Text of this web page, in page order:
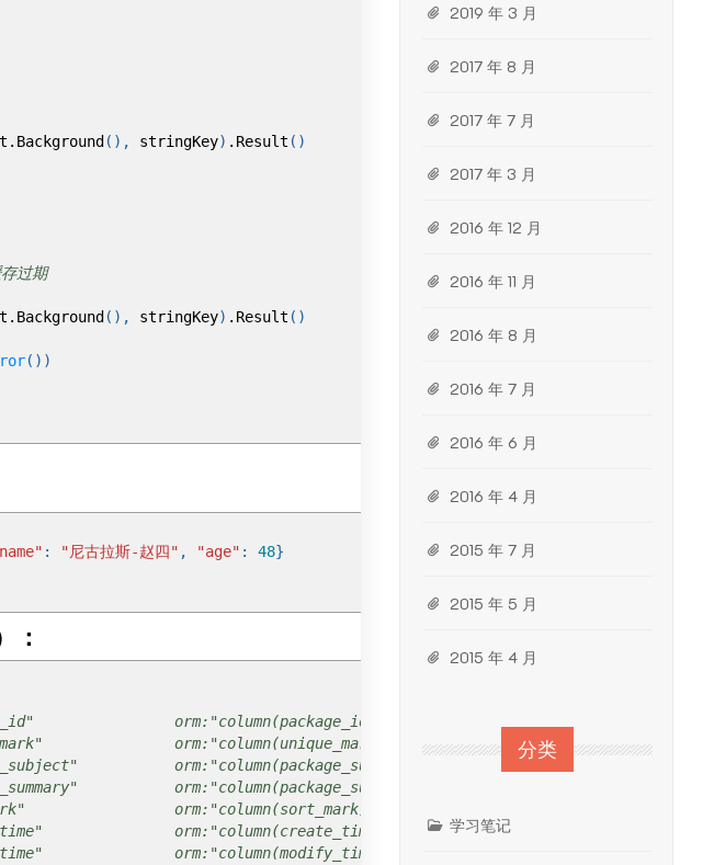
. Background (), stringKey) . Result ()
过期
. Background (), stringKey) . Result ()
())
: "尼古拉斯-赵四" , "age" : 48}
：
orm:"column(package_id)"`
orm:"column(unique_mark)"`
orm:"column(package_subject)"`
orm:"column(package_summary)"`
orm:"column(sort_mark)"`
orm:"column(create_time)"`
orm:"column(modify_time)"`
2019 年 3 月
2017 年 8 月
2017 年 7 月
2017 年 3 月
2016 年 12 月
2016 年 11 月
2016 年 8 月
2016 年 7 月
2016 年 6 月
2016 年 4 月
2015 年 7 月
2015 年 5 月
2015 年 4 月
分类
学习笔记